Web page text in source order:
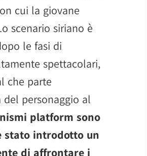
cui la giovane
scenario siriano è
le fasi di
spettacolari,
che parte
personaggio al
platform sono
stato introdotto un
di affrontare i